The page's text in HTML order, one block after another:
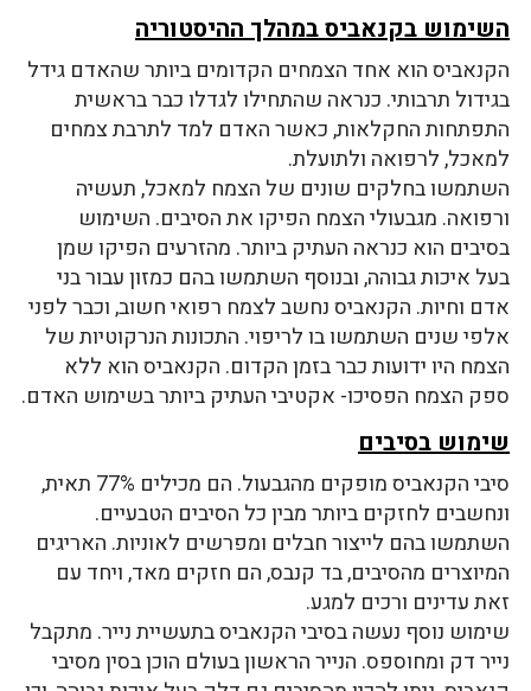
השימוש בקנאביס במהלך ההיסטוריה
הקנאביס הוא אחד הצמחים הקדומים ביותר שהאדם גידל
בגידול תרבותי. כנראה שהתחילו לגדלו כבר בראשית
התפתחות החקלאות, כאשר האדם למד לתרבת צמחים
למאכל, לרפואה ולתועלת.
השתמשו בחלקים שונים של הצמח למאכל, תעשיה
ורפואה. מגבעולי הצמח הפיקו את הסיבים. השימוש
בסיבים הוא כנראה העתיק ביותר. מהזרעים הפיקו שמן
בעל איכות גבוהה, ובנוסף השתמשו בהם כמזון עבור בני
אדם וחיות. הקנאביס נחשב לצמח רפואי חשוב, וכבר לפני
אלפי שנים השתמשו בו לריפוי. התכונות הנרקוטיות של
הצמח היו ידועות כבר בזמן הקדום. הקנאביס הוא ללא
ספק הצמח הפסיכו- אקטיבי העתיק ביותר בשימוש האדם.
שימוש בסיבים
סיבי הקנאביס מופקים מהגבעול. הם מכילים 77% תאית,
ונחשבים לחזקים ביותר מבין כל הסיבים הטבעיים.
השתמשו בהם לייצור חבלים ומפרשים לאוניות. האריגים
המיוצרים מהסיבים, בד קנבס, הם חזקים מאד, ויחד עם
זאת עדינים ורכים למגע.
שימוש נוסף נעשה בסיבי הקנאביס בתעשיית נייר. מתקבל
נייר דק ומחוספס. הנייר הראשון בעולם הוכן בסין מסיבי